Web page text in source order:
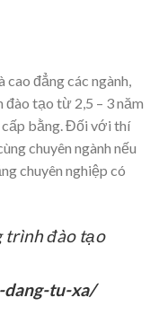
cao đẳng các ngành,
đào tạo từ 2,5 – 3 năm
cấp bằng. Đối với thí
chuyên ngành nếu
chuyên nghiệp có
trình đào tạo
dang-tu-xa/